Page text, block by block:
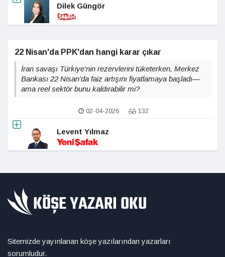
Dilek Güngör
22 Nisan'da PPK'dan hangi karar çıkar
İran savaşı Türkiye'nin rezervlerini tüketerken, Merkez
Bankası 22 Nisan'da faiz artışını fiyatlamaya başladı—
ama reel sektör bunu kaldırabilir mi?
02-04-2026 132
Levent Yılmaz
Sitemizde yayınlanan köşe yazılarından yazarları
sorumludur.